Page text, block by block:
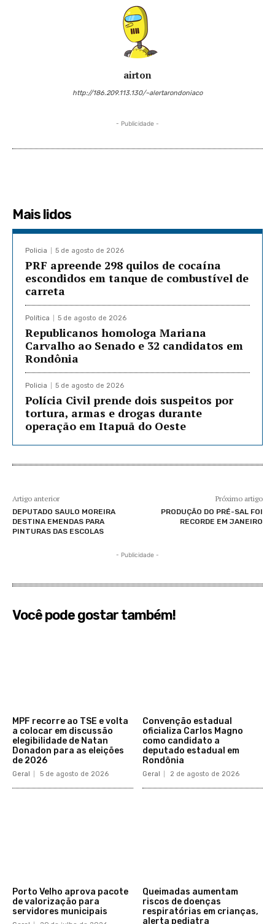
airton
http://186.209.113.130/~alertarondoniaco
- Publicidade -
Mais lidos
Policia 5 de agosto de 2026
PRF apreende 298 quilos de cocaína
escondidos em tanque de combustível de
carreta
Política 5 de agosto de 2026
Republicanos homologa Mariana
Carvalho ao Senado e 32 candidatos em
Rondônia
Policia 5 de agosto de 2026
Polícia Civil prende dois suspeitos por
tortura, armas e drogas durante
operação em Itapuã do Oeste
Artigo anterior
DEPUTADO SAULO MOREIRA
DESTINA EMENDAS PARA
PINTURAS DAS ESCOLAS
Próximo artigo
PRODUÇÃO DO PRÉ-SAL FOI
RECORDE EM JANEIRO
- Publicidade -
Você pode gostar também!
MPF recorre ao TSE e volta
a colocar em discussão
elegibilidade de Natan
Donadon para as eleições
de 2026
Geral 5 de agosto de 2026
Convenção estadual
oficializa Carlos Magno
como candidato a
deputado estadual em
Rondônia
Geral 2 de agosto de 2026
Porto Velho aprova pacote
de valorização para
servidores municipais
Queimadas aumentam
riscos de doenças
respiratórias em crianças,
alerta pediatra